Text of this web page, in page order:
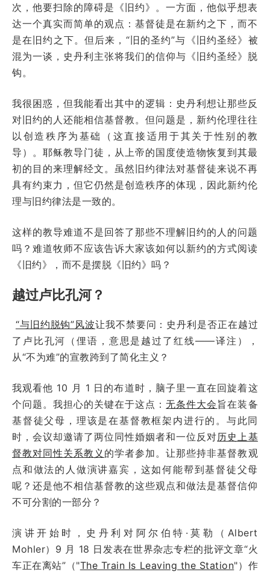
次，他要扫除的障碍是《旧约》。一方面，他似乎想表
达一个真实而简单的观点：基督徒是在新约之下，而不
是在旧约之下。但后来，“旧的圣约”与《旧约圣经》被
混为一谈，史丹利主张将我们的信仰与《旧约圣经》脱
钩。
我很困惑，但我能看出其中的逻辑：史丹利想让那些反
对旧约的人还能相信基督教。但问题是，新约伦理往往
以创造秩序为基础（这直接适用于其关于性别的教
导）。耶稣教导门徒，从上帝的国度使造物恢复到其最
初的目的来理解经文。虽然旧约律法对基督徒来说不再
具有约束力，但它仍然是创造秩序的体现，因此新约伦
理与旧约律法是一致的。
这样的教导难道不是回答了那些不理解旧约的人的问题
吗？难道牧师不应该告诉大家该如何以新约的方式阅读
《旧约》，而不是摆脱《旧约》吗？
越过卢比孔河？
“与旧约脱钩”风波让我不禁要问：史丹利是否正在越过
了卢比孔河（俚语，意思是越过了红线——译注），
从“不为难”的宣教跨到了简化主义？
我观看他 10 月 1 日的布道时，脑子里一直在回旋着这
个问题。我担心的关键在于这点：无条件大会 旨在装备
基督徒父母，理该是在基督教框架内进行的。与此同
时，会议却邀请了两位同性婚姻者和一位反对历史上基
督教对同性关系教义 的学者参加。让那些持非基督教观
点和做法的人做演讲嘉宾，这如何能帮到基督徒父母
呢？还是他不相信基督教的这些观点和做法是基督信仰
不可分割的一部分？
演讲开始时，史丹利对阿尔伯特·莫勒（Albert
Mohler）9 月 18 日发表在世界杂志专栏的批评文章“火
车正在离站”（"The Train Is Leaving the Station"）作